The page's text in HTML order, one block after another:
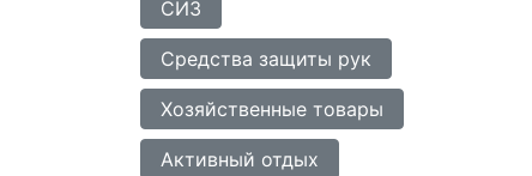
СИЗ
Средства защиты рук
Хозяйственные товары
Активный отдых